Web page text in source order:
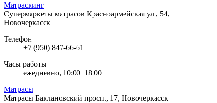
Матраскинг
Супермаркеты матрасов Красноармейская ул., 54,
Новочеркасск
Телефон
+7 (950) 847-66-61
Часы работы
ежедневно, 10:00–18:00
Матрасы
Матрасы Баклановский просп., 17, Новочеркасск